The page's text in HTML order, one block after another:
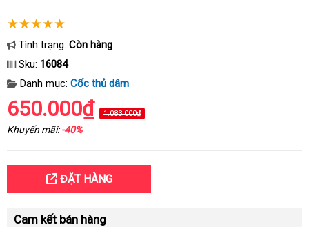
Tình trạng: Còn hàng
Sku: 16084
Danh mục: Cốc thủ dâm
650.000₫ 1.083.000₫
Khuyến mãi:-40%
ĐẶT HÀNG
Cam kết bán hàng